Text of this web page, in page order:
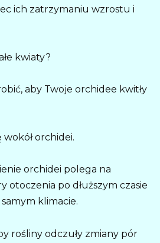
ich zatrzymaniu wzrostu i
kwiaty?
aby Twoje orchidee kwitły
orchidei.
orchidei polega na
otoczenia po dłuższym czasie
klimacie.
rośliny odczuły zmiany pór